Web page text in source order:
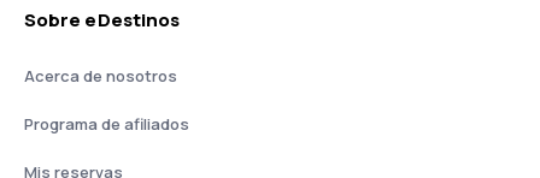
Sobre eDestinos
Acerca de nosotros
Programa de afiliados
Mis reservas